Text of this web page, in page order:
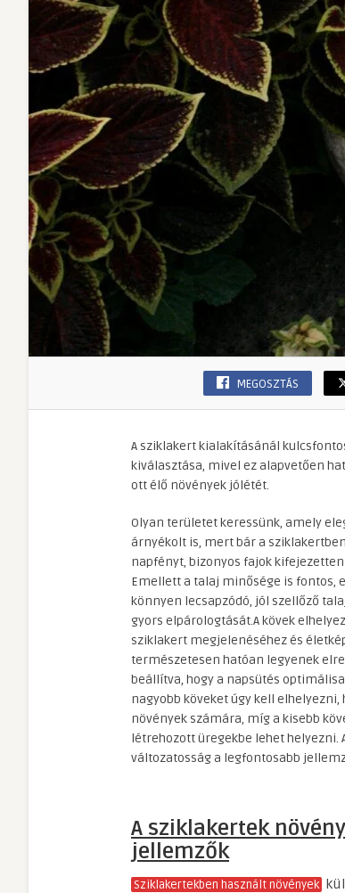
MEGOSZTÁS
A sziklakert kialakításánál
kiválasztása, mivel ez alapvetően
ott élő növények jólétét.
Olyan területet keressünk, amely
árnyékolt is, mert bár a
napfényt, bizonyos fajok
Emellett a talaj minősége is fontos,
könnyen lecsapzódó, jól szellőző
gyors elpárologtását.A kövek
sziklakert megjelenéséhez és
természetesen hatóan legyenek
beállítva, hogy a napsütés
nagyobb köveket úgy kell
növények számára, míg a kisebb
létrehozott üregekbe lehet helyezni.
változatosság a legfontosabb
A sziklakertek
jellemzők
Sziklakertekben használt növények